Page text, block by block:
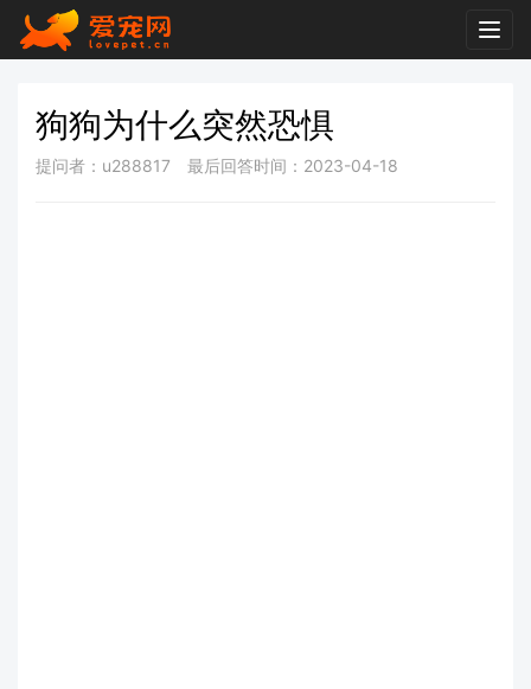
狗狗为什么突然恐惧
提问者：u288817 最后回答时间：2023-04-18